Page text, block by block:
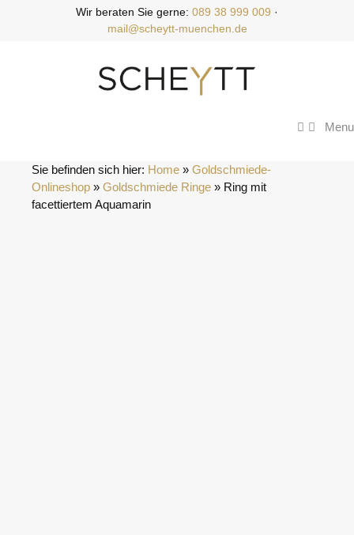
Wir beraten Sie gerne: 089 38 999 009 ·
mail@scheytt-muenchen.de
Menu
Sie befinden sich hier: Home » Goldschmiede-
Onlineshop » Goldschmiede Ringe » Ring mit
facettiertem Aquamarin